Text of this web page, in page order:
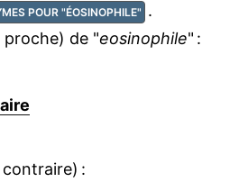
POUR "ÉOSINOPHILE" .
proche) de "eosinophile" :
: